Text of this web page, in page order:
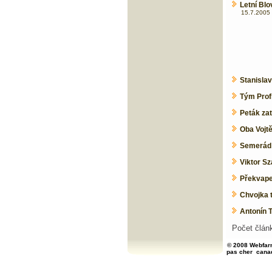
Letní
15.7.2005
Tým
Peták
Oba
Viktor
Chvojka
Antonín
Počet
© 2008
pas cher